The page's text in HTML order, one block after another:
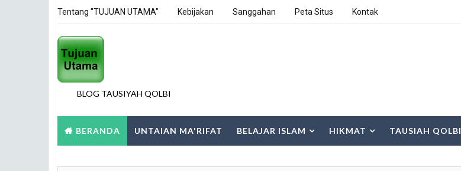
Tentang "TUJUAN UTAMA" Kebijakan Sanggahan Peta Situs Kontak
BLOG TAUSIYAH QOLBI
BERANDA UNTAIAN MA'RIFAT BELAJAR ISLAM HIKMAT TAUSIAH QOLBI